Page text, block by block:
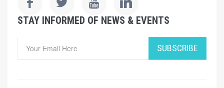
STAY INFORMED OF NEWS & EVENTS
SUBSCRIBE